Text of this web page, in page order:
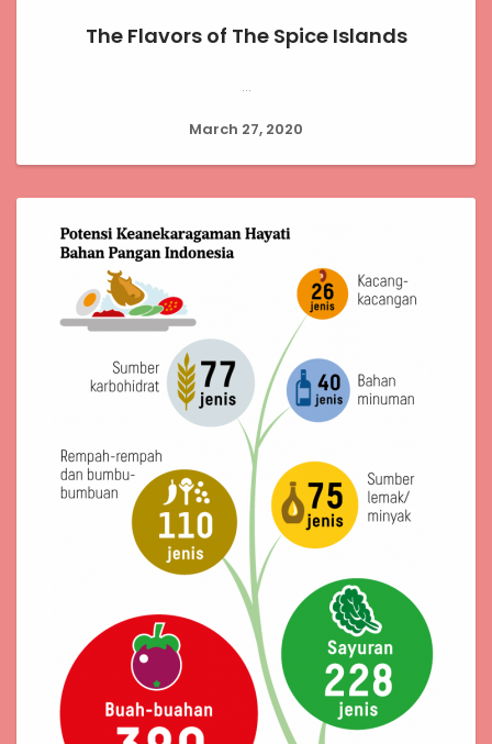
The Flavors of The Spice Islands
March 27, 2020